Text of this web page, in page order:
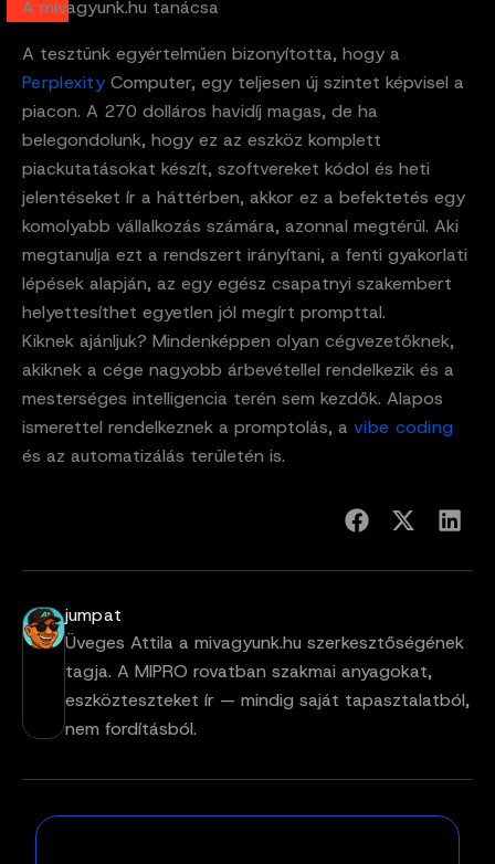
A mivagyunk.hu tanácsa
A tesztünk egyértelműen bizonyította, hogy a
Perplexity Computer, egy teljesen új szintet képvisel a
piacon. A 270 dolláros havidíj magas, de ha
belegondolunk, hogy ez az eszköz komplett
piackutatásokat készít, szoftvereket kódol és heti
jelentéseket ír a háttérben, akkor ez a befektetés egy
komolyabb vállalkozás számára, azonnal megtérül. Aki
megtanulja ezt a rendszert irányítani, a fenti gyakorlati
lépések alapján, az egy egész csapatnyi szakembert
helyettesíthet egyetlen jól megírt prompttal.
Kiknek ajánljuk? Mindenképpen olyan cégvezetőknek,
akiknek a cége nagyobb árbevétellel rendelkezik és a
mesterséges intelligencia terén sem kezdők. Alapos
ismerettel rendelkeznek a promptolás, a vibe coding
és az automatizálás területén is.
jumpat
Üveges Attila a mivagyunk.hu szerkesztőségének
tagja. A MIPRO rovatban szakmai anyagokat,
eszközteszteket ír — mindig saját tapasztalatból,
nem fordításból.